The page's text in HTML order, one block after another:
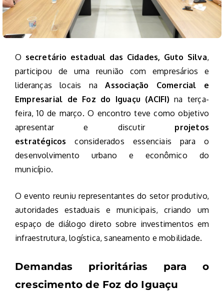
O secretário estadual das Cidades, Guto Silva,
participou de uma reunião com empresários e
lideranças locais naAssociação Comercial e
Empresarial de Foz do Iguaçu (ACIFI) na terça-
feira, 10 de março. O encontro teve como objetivo
apresentar e discutir projetos
estratégicos considerados essenciais para o
desenvolvimento urbano e econômico do
município.
O evento reuniu representantes do setor produtivo,
autoridades estaduais e municipais, criando um
espaço de diálogo direto sobre investimentos em
infraestrutura, logística, saneamento e mobilidade.
Demandas prioritárias para o
crescimento de Foz do Iguaçu